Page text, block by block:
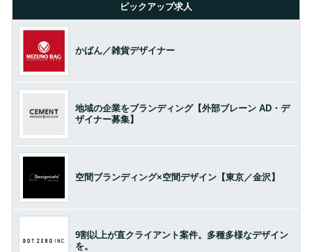
ピックアップ求人
かばん／雑貨デザイナー
地域の企業をブランディング【外部ブレーン AD・デ
ザイナー募集】
空間ブランディング×空間デザイン【東京／金沢】
9割以上が直クライアント案件。多種多様なデザイン
を。